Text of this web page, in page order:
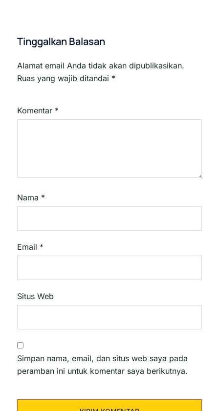
Tinggalkan Balasan
Alamat email Anda tidak akan dipublikasikan.
Ruas yang wajib ditandai *
Komentar *
Nama *
Email *
Situs Web
Simpan nama, email, dan situs web saya pada
peramban ini untuk komentar saya berikutnya.